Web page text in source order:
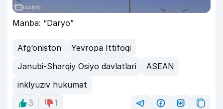
Manba: “Daryo”
Afg‘oniston
Yevropa Ittifoqi
Janubi-Sharqiy Osiyo davlatlari
ASEAN
inklyuziv hukumat
3
1